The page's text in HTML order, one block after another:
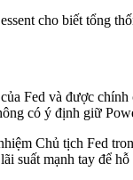
cho biết tổng
Fed và được
có ý định giữ
Chủ tịch Fed
suất mạnh tay để